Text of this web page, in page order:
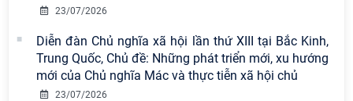
23/07/2026
Diễn đàn Chủ nghĩa xã hội lần thứ XIII tại Bắc Kinh,
Trung Quốc, Chủ đề: Những phát triển mới, xu hướng
mới của Chủ nghĩa Mác và thực tiễn xã hội chủ
23/07/2026
gian phát triển Việt Nam trong kỷ
nguyên mới: Định hướng chiến lược
và lựa chọn chính sách” sẽ diễn ra
vào thứ ba, ngày 28/7/2026